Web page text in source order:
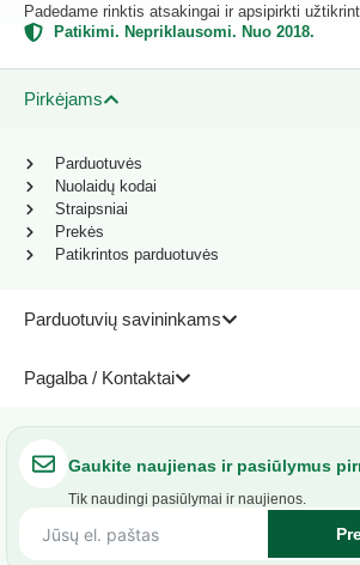
Padedame rinktis atsakingai ir apsipirkti
Patikimi. Nepriklausomi. Nuo 2018.
Pirkėjams
Parduotuvių savininkams
Pagalba / Kontaktai
Parduotuvės
Nuolaidų kodai
Straipsniai
Prekės
Patikrintos parduotuvės
Gaukite naujienas ir pasiūlymus
Tik naudingi pasiūlymai ir naujienos.